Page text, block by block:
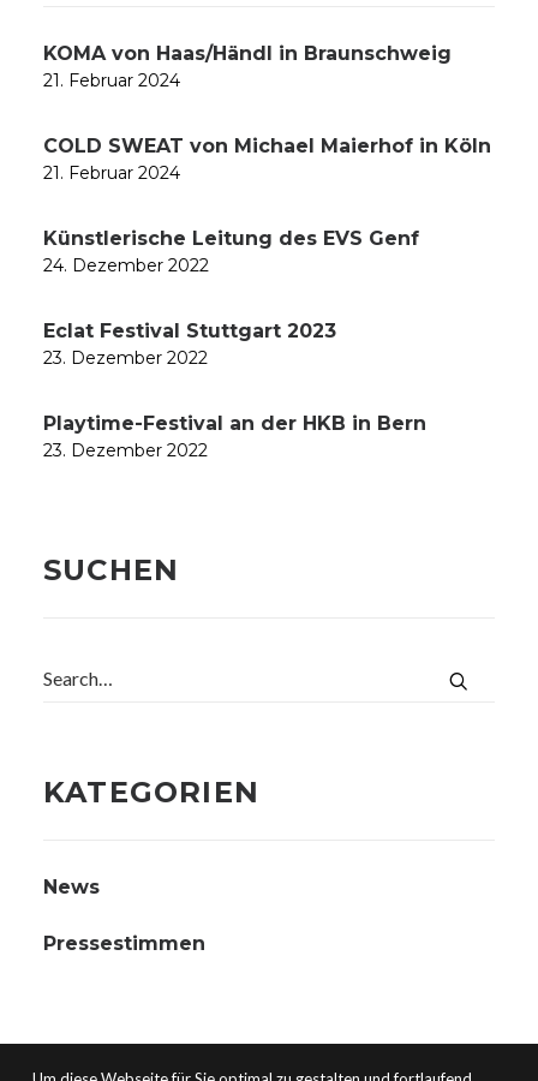
KOMA von Haas/Händl in Braunschweig
21. Februar 2024
COLD SWEAT von Michael Maierhof in Köln
21. Februar 2024
Künstlerische Leitung des EVS Genf
24. Dezember 2022
Eclat Festival Stuttgart 2023
23. Dezember 2022
Playtime-Festival an der HKB in Bern
23. Dezember 2022
SUCHEN
KATEGORIEN
News
Pressestimmen